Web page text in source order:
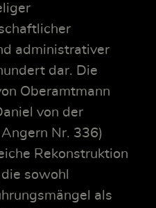
administrativer
dar. Die
Oberamtmann
von der
Nr. 336)
Rekonstruktion
sowohl
als